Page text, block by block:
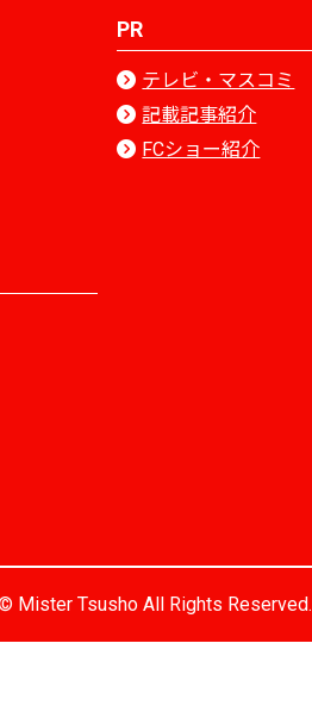
PR
テレビ・マスコミ
記載記事紹介
FCショー紹介
Mister Tsusho All Rights Reserved.